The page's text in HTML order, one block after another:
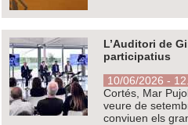
L’Auditori de
participatius
10/06/2026 -
Cortés, Mar
veure de
conviuen els